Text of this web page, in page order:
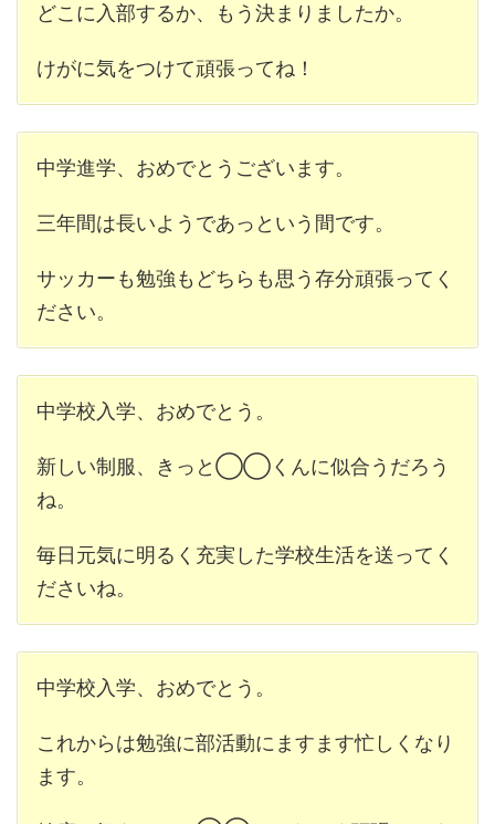
どこに入部するか、もう決まりましたか。
けがに気をつけて頑張ってね！
中学進学、おめでとうございます。
三年間は長いようであっという間です。
サッカーも勉強もどちらも思う存分頑張ってく
ださい。
中学校入学、おめでとう。
新しい制服、きっと◯◯くんに似合うだろう
ね。
毎日元気に明るく充実した学校生活を送ってく
ださいね。
中学校入学、おめでとう。
これからは勉強に部活動にますます忙しくなり
ます。